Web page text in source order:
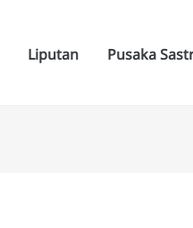
Liputan Pusaka